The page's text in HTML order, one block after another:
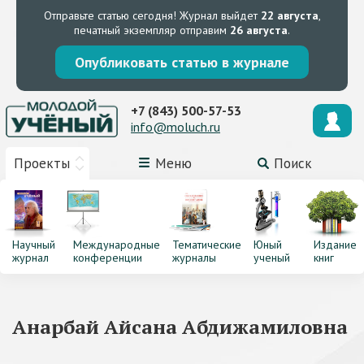
Отправьте статью сегодня! Журнал выйдет 22 августа,
печатный экземпляр отправим 26 августа.
Опубликовать статью в журнале
Проекты Меню Поиск
+7 (843) 500-57-53
info@moluch.ru
Научный
журнал
Международные
конференции
Тематические
журналы
Юный
ученый
Издание
книг
Анарбай Айсана Абдижамиловна